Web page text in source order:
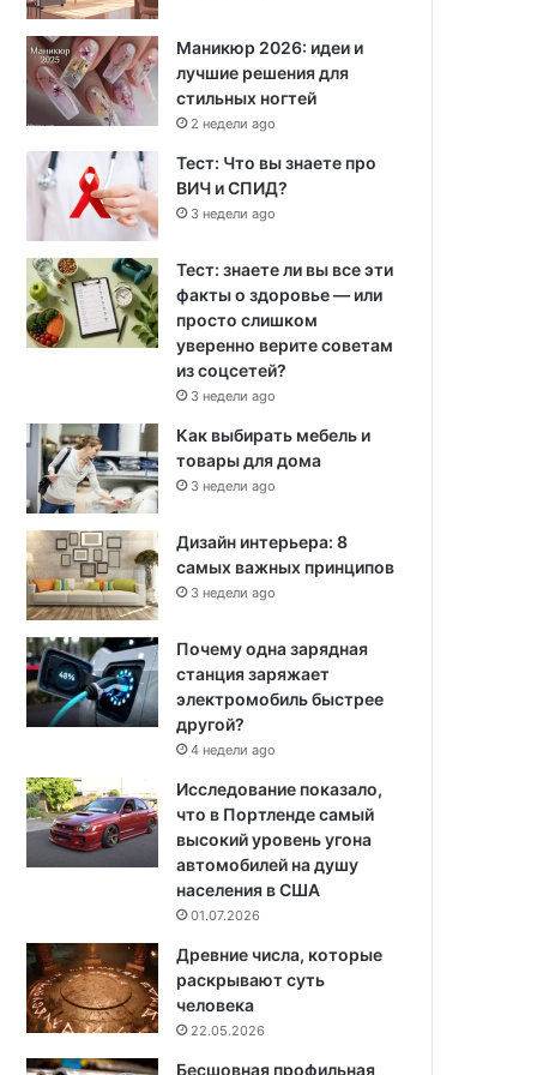
Маникюр 2026: идеи и
лучшие решения для
стильных ногтей
2 недели ago
Тест: Что вы знаете про
ВИЧ и СПИД?
3 недели ago
Тест: знаете ли вы все эти
факты о здоровье — или
просто слишком
уверенно верите советам
из соцсетей?
3 недели ago
Как выбирать мебель и
товары для дома
3 недели ago
Дизайн интерьера: 8
самых важных принципов
3 недели ago
Почему одна зарядная
станция заряжает
электромобиль быстрее
другой?
4 недели ago
Исследование показало,
что в Портленде самый
высокий уровень угона
автомобилей на душу
населения в США
01.07.2026
Древние числа, которые
раскрывают суть
человека
22.05.2026
Бесшовная профильная